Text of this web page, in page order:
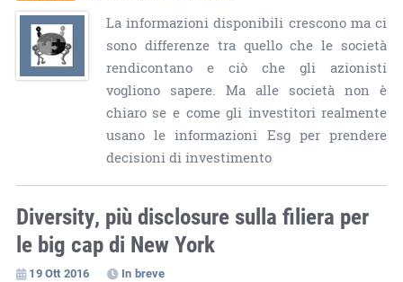
La informazioni disponibili crescono ma ci
sono differenze tra quello che le società
rendicontano e ciò che gli azionisti
vogliono sapere. Ma alle società non è
chiaro se e come gli investitori realmente
usano le informazioni Esg per prendere
decisioni di investimento
Diversity, più disclosure sulla filiera per
le big cap di New York
19 Ott 2016 In breve